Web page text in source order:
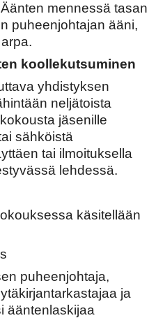
mennessä tasan
puheenjohtajan ääni,
koollekutsuminen
yhdistyksen
neljätoista
jäsenille
sähköistä
tai ilmoituksella
lehdessä.
käsitellään
puheenjohtaja,
ja
ääntenlaskijaa